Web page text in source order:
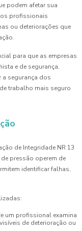
podem afetar sua
profissionais
ou deteriorações que
para que as empresas
e de segurança,
segurança dos
trabalho mais seguro
de Integridade NR 13
pressão operem de
identificar falhas,
um profissional examina
de deterioração ou